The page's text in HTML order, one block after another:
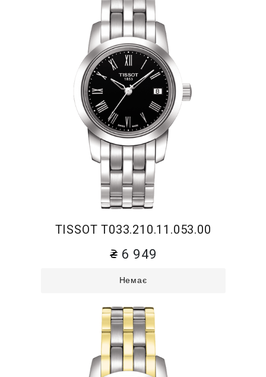
TISSOT T033.210.11.053.00
6 949
Немає